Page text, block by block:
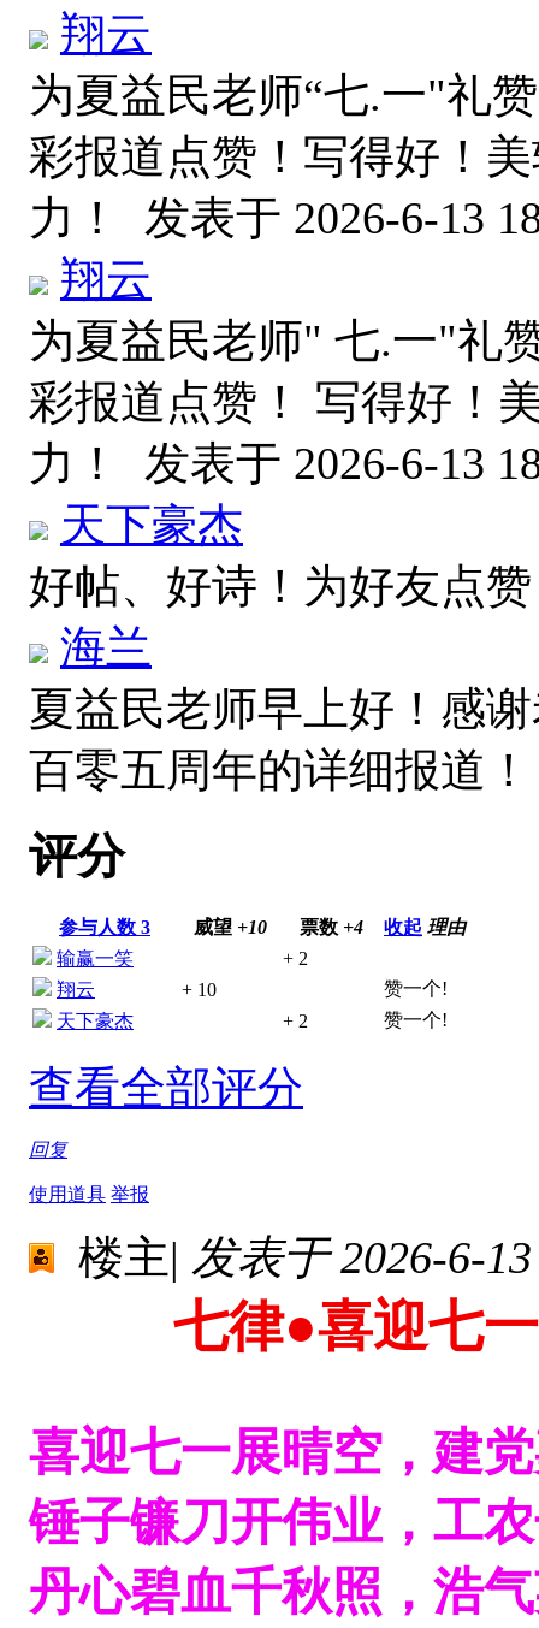
翔云
为夏益民老师“七.一"礼
彩报道点赞！写得好！
力！ 发表于 2026-6-13
翔云
为夏益民老师" 七.一"礼
彩报道点赞！ 写得好！
力！ 发表于 2026-6-13
天下豪杰
好帖、好诗！为好友点
海兰
夏益民老师早上好！感
百零五周年的详细报道
评分
参与人数 3 威望 +10 票数 +4 收起 理由
输赢一笑
+ 2
翔云
+ 10
赞一个!
天下豪杰
+ 2 赞一个!
查看全部评分
回复
使用道具 举报
楼主| 发表于 2026-6-
七律●喜迎七一
喜迎七一展晴空，建
锤子镰刀开伟业，工
丹心碧血千秋照，浩